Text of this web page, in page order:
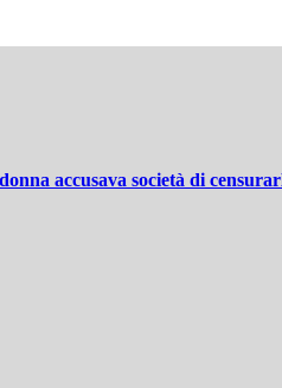
accusava società di